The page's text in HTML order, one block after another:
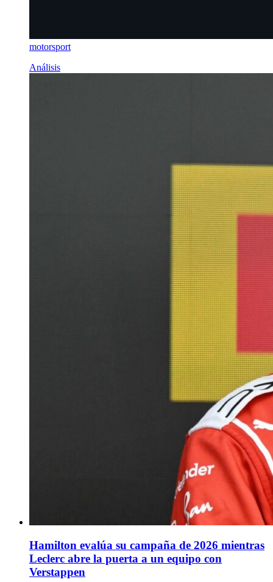
motorsport
Análisis
Hamilton evalúa su campaña de 2026 mientras
Leclerc abre la puerta a un equipo con
Verstappen